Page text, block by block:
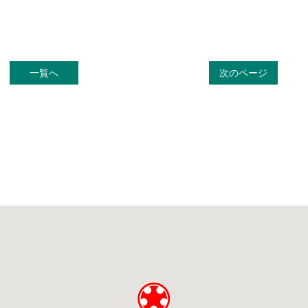
一覧へ 次のページ